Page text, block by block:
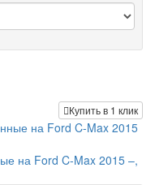
Купить в 1 клик
на Ford C-Max 2015 –,